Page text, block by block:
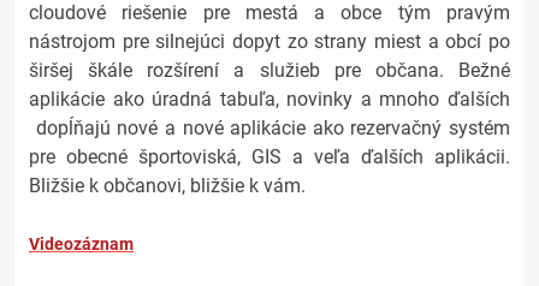
cloudové riešenie pre mestá a obce tým pravým
nástrojom pre silnejúci dopyt zo strany miest a obcí po
širšej škále rozšírení a služieb pre občana. Bežné
aplikácie ako úradná tabuľa, novinky a mnoho ďalších
dopĺňajú nové a nové aplikácie ako rezervačný systém
pre obecné športoviská, GIS a veľa ďalších aplikácii.
Bližšie k občanovi, bližšie k vám.
Videozáznam